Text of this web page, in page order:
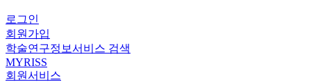
로그인
회원가입
학술연구정보서비스 검색
MYRISS
회원서비스